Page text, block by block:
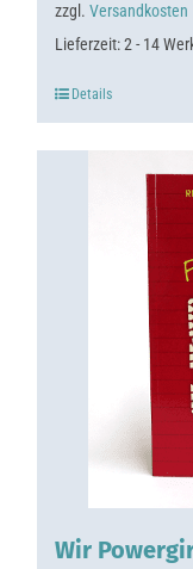
zzgl. Versandkosten
Lieferzeit:2 - 14
Details
Wir